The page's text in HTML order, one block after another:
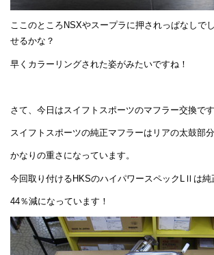
ここのところNSXやスープラに押されっぱなしで
せるかな？
早くカラーリングされた姿がみたいですね！
さて、今日はスイフトスポーツのマフラー交換です
スイフトスポーツの純正マフラーはリアの太鼓部
かなりの重さになっています。
今回取り付けるHKSのハイパワースペックLⅡは純
44％減になっています！